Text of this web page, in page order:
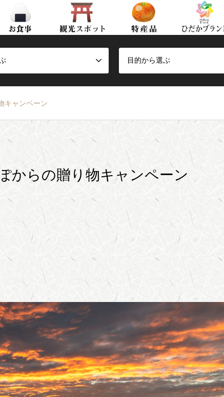
目的から選ぶ
キャンペーン
からの贈り物キャンペーン